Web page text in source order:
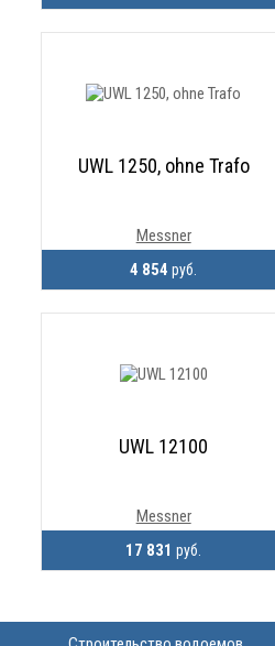
UWL 1250, ohne Trafo
Messner
4 854руб.
UWL 12100
Messner
17 831руб.